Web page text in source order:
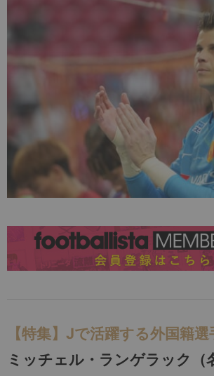
【特集】Jで活躍する外国籍
ミッチェル・ランゲラック（